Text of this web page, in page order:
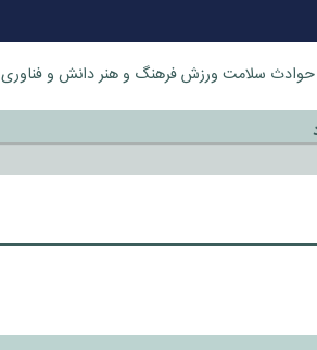
حوادث سلامت ورزشفرهنگ و هنردانش و فناوری